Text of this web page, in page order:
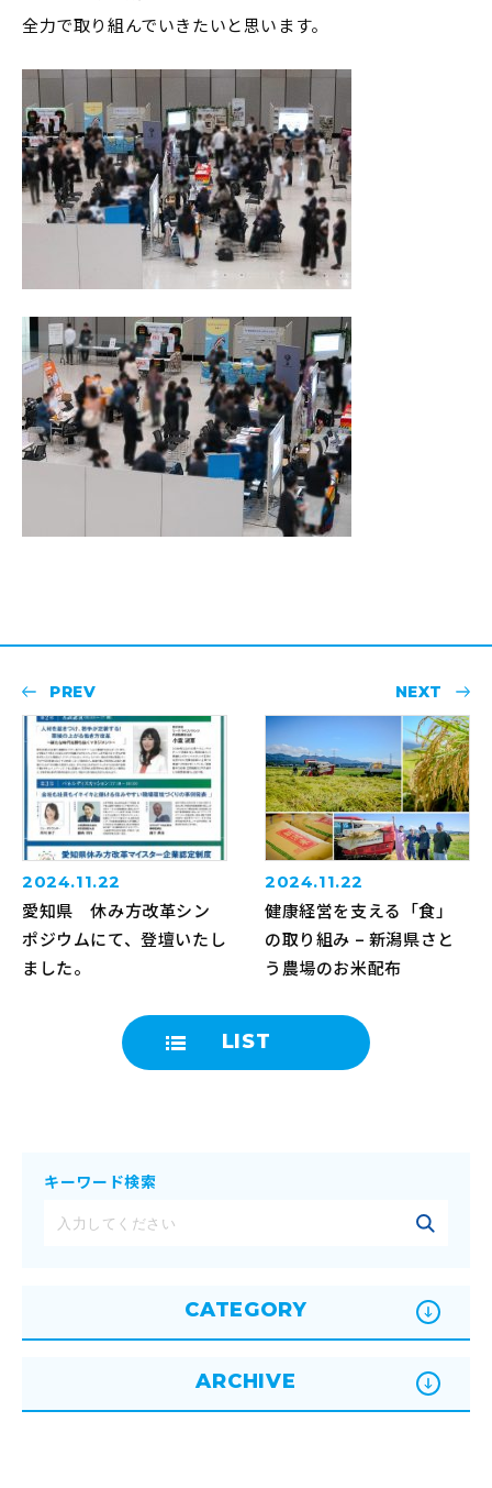
全力で取り組んでいきたいと思います。
PREV
2024.11.22
愛知県 休み方改革シン
ポジウムにて、登壇いたし
ました。
LIST
NEXT
2024.11.22
健康経営を支える「食」
の取り組み – 新潟県さと
う農場のお米配布
キーワード検索
CATEGORY
ARCHIVE